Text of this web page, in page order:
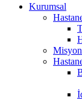
Kurumsal